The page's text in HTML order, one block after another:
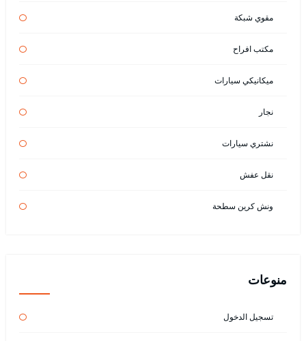
مقوي شبكة
مكتب افراح
ميكانيكي سيارات
نجار
نشتري سيارات
نقل عفش
ونش كرين سطحة
منوعات
تسجيل الدخول